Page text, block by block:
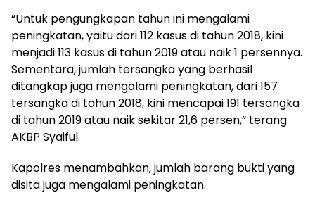
“Untuk pengungkapan tahun ini mengalami
peningkatan, yaitu dari 112 kasus di tahun 2018, kini
menjadi 113 kasus di tahun 2019 atau naik 1 persennya.
Sementara, jumlah tersangka yang berhasil
ditangkap juga mengalami peningkatan, dari 157
tersangka di tahun 2018, kini mencapai 191 tersangka
di tahun 2019 atau naik sekitar 21,6 persen,” terang
AKBP Syaiful.
Kapolres menambahkan, jumlah barang bukti yang
disita juga mengalami peningkatan.